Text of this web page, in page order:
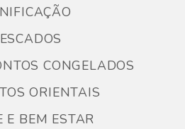
CONGELADOS
ORIENTAIS
E BEM ESTAR